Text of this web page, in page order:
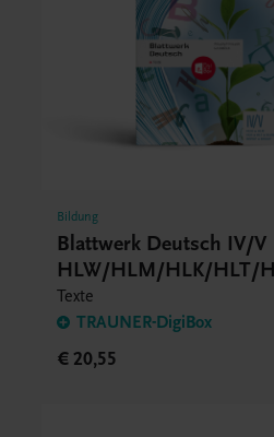
Bildung
Blattwerk Deutsch IV/V
HLW/HLM/HLK/HLT/
Texte
TRAUNER-DigiBox
€ 20,55